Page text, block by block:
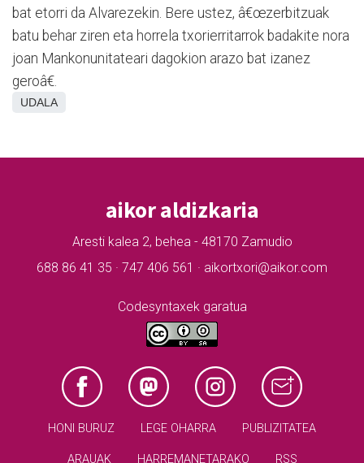
bat etorri da Alvarezekin. Bere ustez, â€œzerbitzuak
batu behar ziren eta horrela txorierritarrok badakite nora
joan Mankonunitateari dagokion arazo bat izanez
geroâ€.
UDALA
aikor aldizkaria
Aresti kalea 2, behea - 48170 Zamudio
688 86 41 35 · 747 406 561 · aikortxori@aikor.com
Codesyntaxek garatua
HONI BURUZ LEGE OHARRA PUBLIZITATEA
ARAUAK HARREMANETARAKO RSS